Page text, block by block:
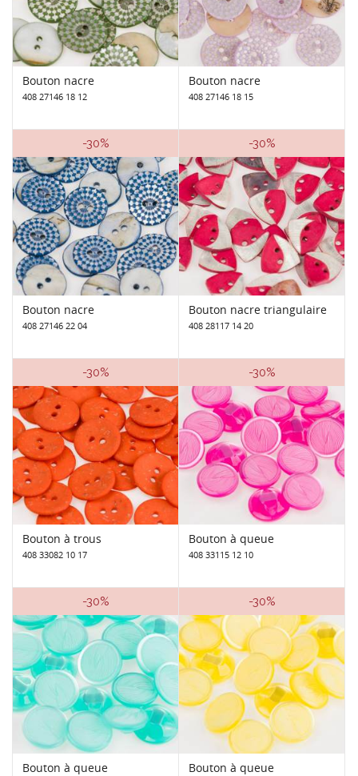
Bouton nacre
408 27146 18 12
Bouton nacre
408 27146 18 15
-30%
Bouton nacre
408 27146 22 04
-30%
Bouton nacre triangulaire
408 28117 14 20
-30%
Bouton à trous
408 33082 10 17
-30%
Bouton à queue
408 33115 12 10
-30%
Bouton à queue
-30%
Bouton à queue